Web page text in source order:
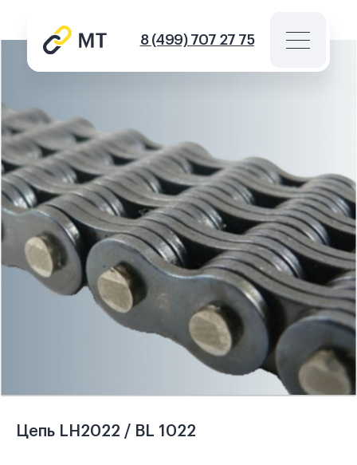
8 (499) 707 27 75
Звездочки
Контакты
8 (499) 707 27 75
info@mt-chains.ru
Каталог цепей
Цепь LH2022 / BL 1022